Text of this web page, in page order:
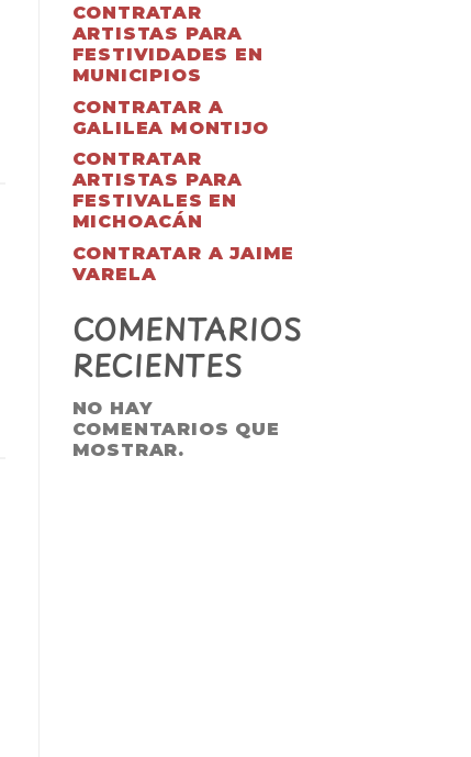
CONTRATAR
ARTISTAS PARA
FESTIVIDADES EN
MUNICIPIOS
CONTRATAR A
GALILEA MONTIJO
CONTRATAR
ARTISTAS PARA
FESTIVALES EN
MICHOACÁN
CONTRATAR A JAIME
VARELA
COMENTARIOS
RECIENTES
NO HAY
COMENTARIOS QUE
MOSTRAR.